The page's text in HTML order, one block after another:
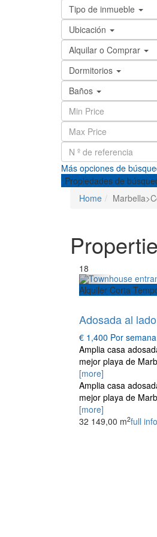
Tipo de inmueble
Ubicación
Alquilar o Comprar
Dormitorios
Baños
Más opciones de
Propiedades de
Home
18
Alquiler Corta
Adosada al
€ 1,400 Por semana
Amplia casa
mejor playa de
[more]
Amplia casa
mejor playa de
[more]
32 149,00 m2full info